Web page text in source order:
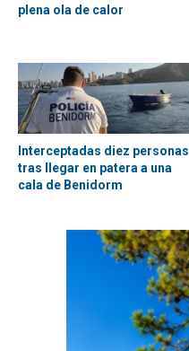
plena ola de calor
Interceptadas diez personas
tras llegar en patera a una
cala de Benidorm